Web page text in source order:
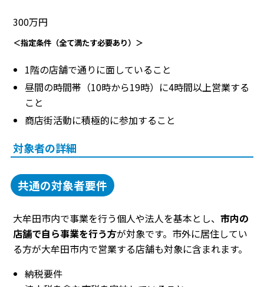
300万円
＜指定条件（全て満たす必要あり）＞
1階の店舗で通りに面していること
昼間の時間帯（10時から19時）に4時間以上営業する
こと
商店街活動に積極的に参加すること
対象者の詳細
共通の対象者要件
大牟田市内で事業を行う個人や法人を基本とし、 市内の
店舗で自ら事業を行う方が対象です。市外に居住してい
る方が大牟田市内で営業する店舗も対象に含まれます。
納税要件